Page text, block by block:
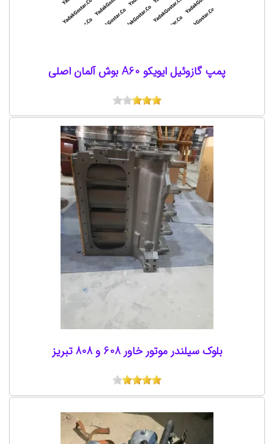
پمپ گازوئیل ایویکو A60 بوش آلمان اصلی
بلوک سیلندر موتور خاور 608 و 808 تبریز